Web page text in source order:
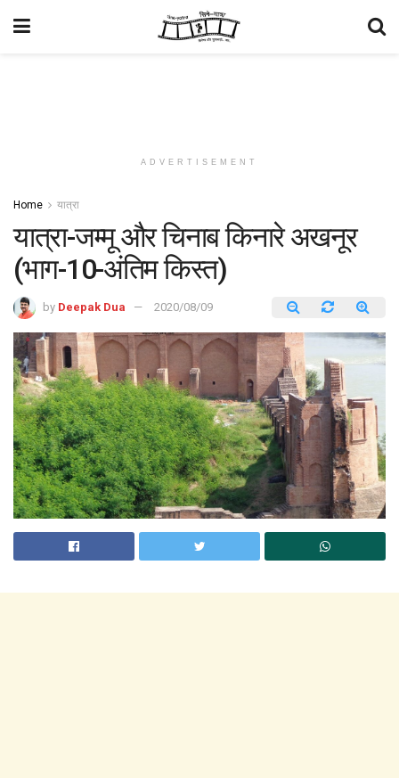
ADVERTISEMENT
Home यात्रा
यात्रा-जम्मू और चिनाब किनारे अखनूर
(भाग-10-अंतिम किस्त)
by Deepak Dua 2020/08/09